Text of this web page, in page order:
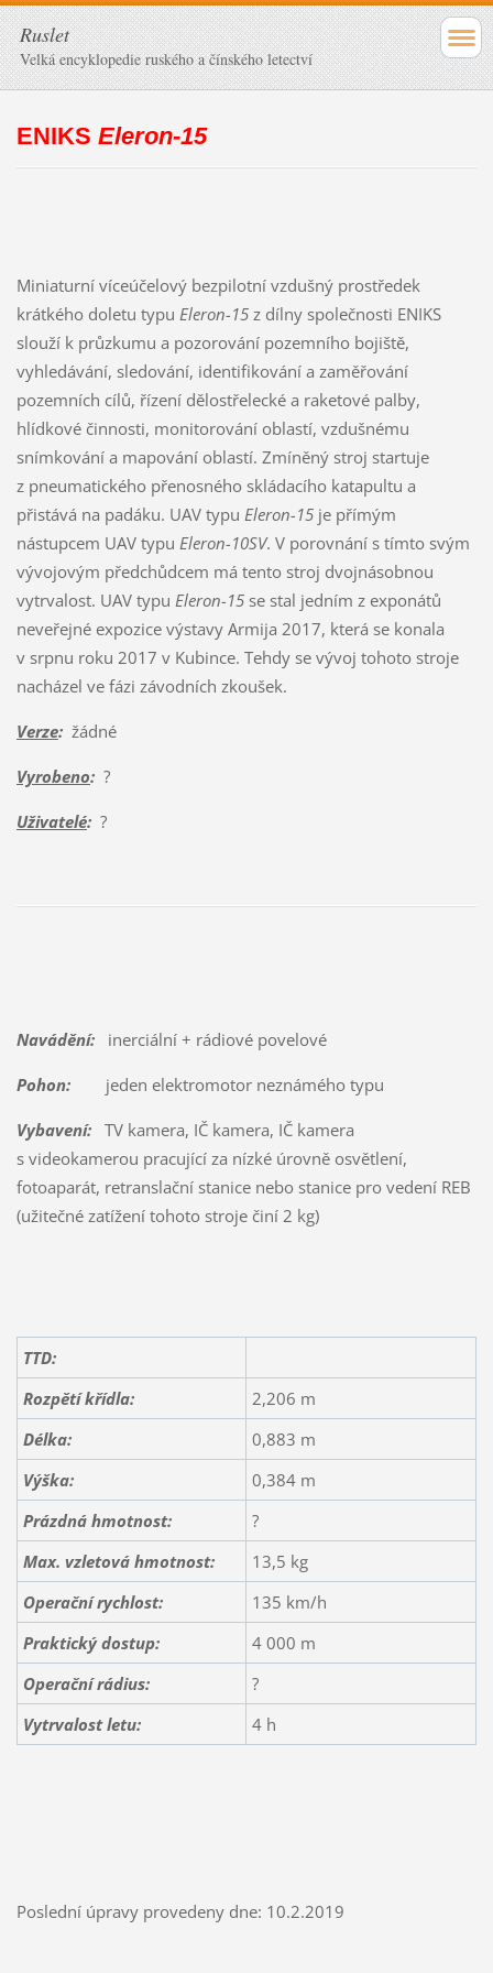
Ruslet
Velká encyklopedie ruského a čínského letectví
ENIKS Eleron-15
Miniaturní víceúčelový bezpilotní vzdušný prostředek
krátkého doletu typu Eleron-15z dílny společnosti ENIKS
slouží k průzkumu a pozorování pozemního bojiště,
vyhledávání, sledování, identifikování a zaměřování
pozemních cílů, řízení dělostřelecké a raketové palby,
hlídkové činnosti, monitorování oblastí, vzdušnému
snímkování a mapování oblastí. Zmíněný stroj startuje
z pneumatického přenosného skládacího katapultu a
přistává na padáku. UAV typu Eleron-15je přímým
nástupcem UAV typu Eleron-10SV. V porovnání s tímto svým
vývojovým předchůdcem má tento stroj dvojnásobnou
vytrvalost. UAV typu Eleron-15se stal jedním z exponátů
neveřejné expozice výstavy Armija 2017, která se konala
v srpnu roku 2017 v Kubince. Tehdy se vývoj tohoto stroje
nacházel ve fázi závodních zkoušek.
Verze:žádné
Vyrobeno:?
Uživatelé:?
Navádění:inerciální + rádiové povelové
Pohon:jeden elektromotor neznámého typu
Vybavení:TV kamera, IČ kamera, IČ kamera
s videokamerou pracující za nízké úrovně osvětlení,
fotoaparát, retranslační stanice nebo stanice pro vedení REB
(užitečné zatížení tohoto stroje činí 2 kg)
TTD:
Rozpětí křídla:
2,206 m
Délka:
0,883 m
Výška:
0,384 m
Prázdná hmotnost:
?
Max. vzletová hmotnost:
13,5 kg
Operační rychlost:
135 km/h
Praktický dostup:
4 000 m
Operační rádius:
?
Vytrvalost letu:
4 h
Poslední úpravy provedeny dne: 10.2.2019